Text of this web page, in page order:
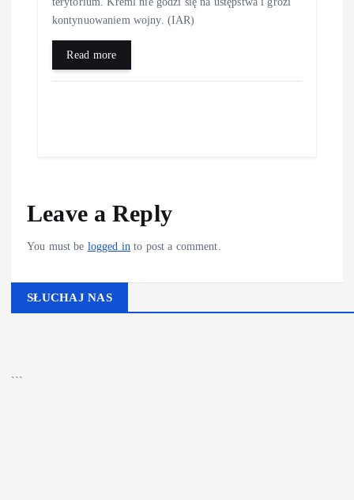
kontynuowaniem wojny. (IAR)
Read more
Leave a Reply
You must be logged in to post a comment.
SŁUCHAJ NAS
```